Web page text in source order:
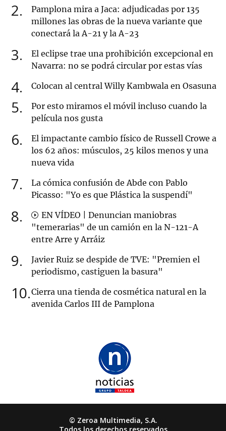
2
Pamplona mira a Jaca: adjudicadas por 135
millones las obras de la nueva variante que
conectará la A-21 y la A-23
3
El eclipse trae una prohibición excepcional en
Navarra: no se podrá circular por estas vías
4 Colocan al central Willy Kambwala en Osasuna
5
Por esto miramos el móvil incluso cuando la
película nos gusta
6
El impactante cambio físico de Russell Crowe a
los 62 años: músculos, 25 kilos menos y una
nueva vida
7
La cómica confusión de Abde con Pablo
Picasso: "Yo es que Plástica la suspendí"
8
EN VÍDEO | Denuncian maniobras
"temerarias" de un camión en la N-121-A
entre Arre y Arráiz
9
Javier Ruiz se despide de TVE: "Premien el
periodismo, castiguen la basura"
10 Cierra una tienda de cosmética natural en la
avenida Carlos III de Pamplona
© Zeroa Multimedia, S.A.